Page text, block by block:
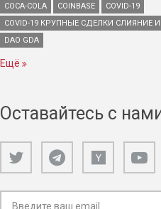
COCA-COLA
COINBASE
COVID-19
COVID-19 КРУПНЫЕ СДЕЛКИ
DAO GDA
Ещё
Оставайтесь с